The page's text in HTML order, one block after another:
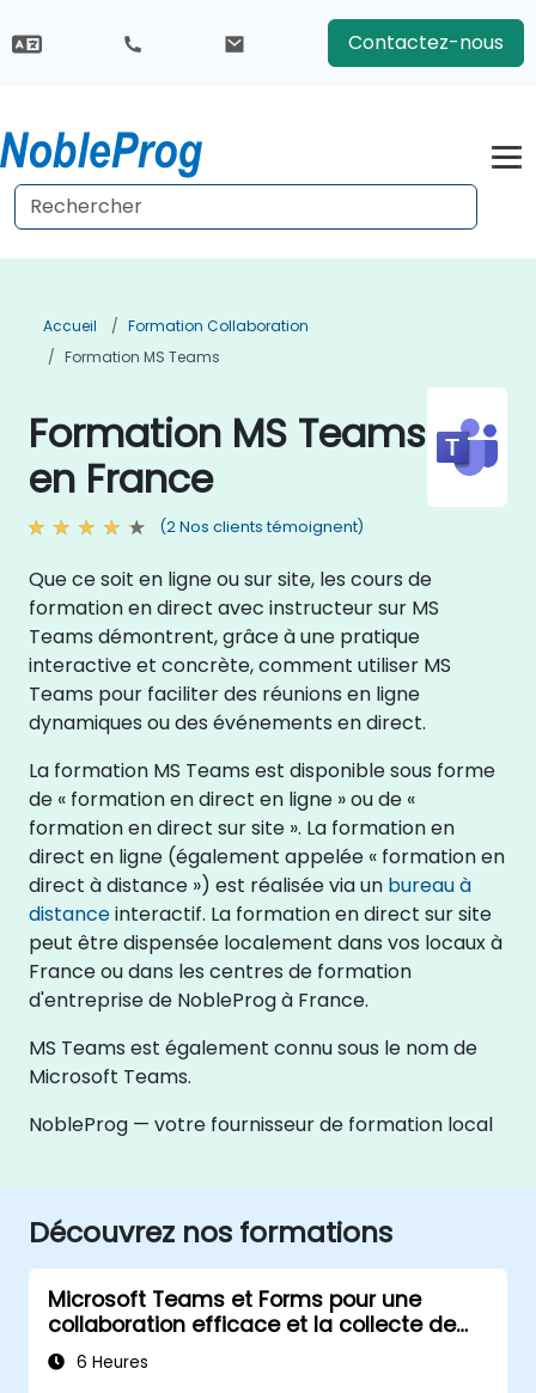
Contactez-nous
Accueil
Formation Collaboration
Formation MS Teams
Formation MS Teams
en France
(2 Nos clients témoignent)
Que ce soit en ligne ou sur site, les cours de
formation en direct avec instructeur sur MS
Teams démontrent, grâce à une pratique
interactive et concrète, comment utiliser MS
Teams pour faciliter des réunions en ligne
dynamiques ou des événements en direct.
La formation MS Teams est disponible sous forme
de « formation en direct en ligne » ou de «
formation en direct sur site ». La formation en
direct en ligne (également appelée « formation en
direct à distance ») est réalisée via un bureau à
distanceinteractif. La formation en direct sur site
peut être dispensée localement dans vos locaux à
France ou dans les centres de formation
d'entreprise de NobleProg à France.
MS Teams est également connu sous le nom de
Microsoft Teams.
NobleProg — votre fournisseur de formation local
Découvrez nos formations
Microsoft Teams et Forms pour une
collaboration efficace et la collecte de
données
6 Heures